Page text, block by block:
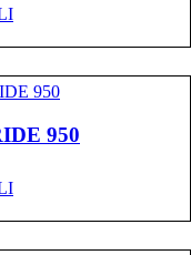
950